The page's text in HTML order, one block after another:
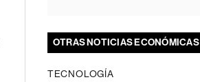
OTRAS NOTICIAS ECONÓMICAS
TECNOLOGÍA